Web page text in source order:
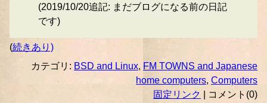
(2019/10/20追記: まだブログになる前の日記
です)
(続きあり)
カテゴリ: BSD and Linux, FM TOWNS and Japanese
home computers, Computers
固定リンク
| コメント(0)